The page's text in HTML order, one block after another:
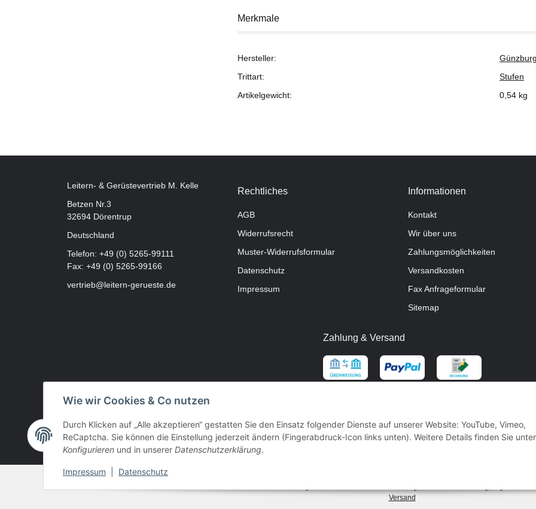
Merkmale
Hersteller:
Trittart:
Stufen
Artikelgewicht:
0,54 kg
Leitern- & Gerüstevertrieb M. Kelle
Betzen Nr.3
32694 Dörentrup
Deutschland
Telefon: +49 (0) 5265-99111
Fax: +49 (0) 5265-99166
vertrieb@leitern-gerueste.de
Rechtliches
AGB
Widerrufsrecht
Muster-Widerrufsformular
Datenschutz
Impressum
Informationen
Kontakt
Wir über uns
Zahlungsmöglichkeiten
Versandkosten
Fax Anfrageformular
Sitemap
Zahlung & Versand
Versand
Wie wir Cookies & Co nutzen
Durch Klicken auf „Alle akzeptieren“ gestatten Sie den Einsatz folgender Dienste auf unserer Website: YouTube, Vimeo,
ReCaptcha. Sie können die Einstellung jederzeit ändern (Fingerabdruck-Icon links unten). Weitere Details finden Sie unter
Konfigurieren und in unserer Datenschutzerklärung.
Impressum Datenschutz